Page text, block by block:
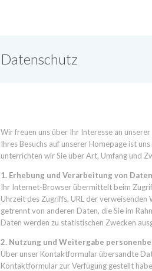
Datenschutz
Wir freuen uns über Ihr Interesse an
Ihres Besuchs auf unserer Homepage ist
unterrichten wir Sie über Art, Umfang und
1. Erhebung und Verarbeitung von Daten
Ihr Internet-Browser übermittelt beim
Uhrzeit des Zugriffs, URL der
getrennt von anderen Daten, die Sie im
Daten werden zu statistischen Zwecken
2. Nutzung und Weitergabe
Über unser Kontaktformular übersandte
Kontaktformular zur Verfügung gestellt